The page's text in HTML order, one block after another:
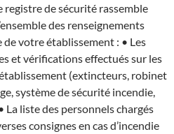
registre de sécurité rassemble
des renseignements
votre établissement : • Les
et vérifications effectués sur les
(extincteurs, robinet
système de sécurité incendie,
liste des personnels chargés
consignes en cas d’incendie